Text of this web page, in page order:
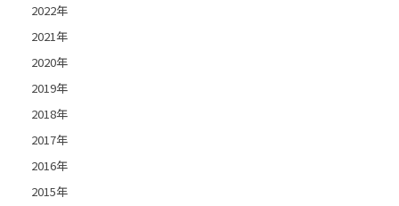
2022年
2021年
2020年
2019年
2018年
2017年
2016年
2015年